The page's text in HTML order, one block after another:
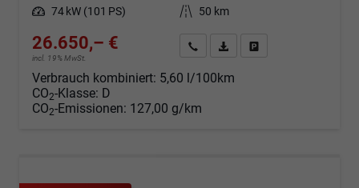
Leistung 74 kW (101 PS) Kilometerstand 50 km
26.650,– €
incl. 19% MwSt.
Angebot anfordern
Fahrzeugexpose (PDF)
Verbrauch kombiniert: 5,60 l/100km
CO2-Klasse: D
CO2-Emissionen: 127,00 g/km